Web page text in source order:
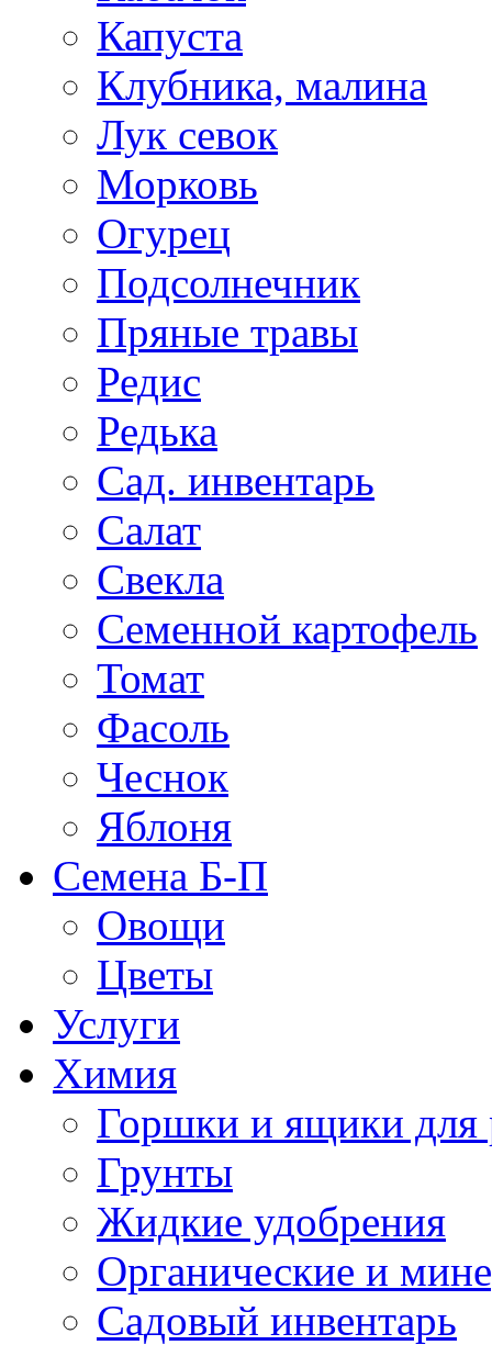
Капуста
Клубника, малина
Лук севок
Морковь
Огурец
Подсолнечник
Пряные травы
Редис
Редька
Сад. инвентарь
Салат
Свекла
Семенной картофель
Томат
Фасоль
Чеснок
Яблоня
Семена Б-П
Овощи
Цветы
Услуги
Химия
Горшки и ящики для
Грунты
Жидкие удобрения
Органические и
Садовый инвентарь